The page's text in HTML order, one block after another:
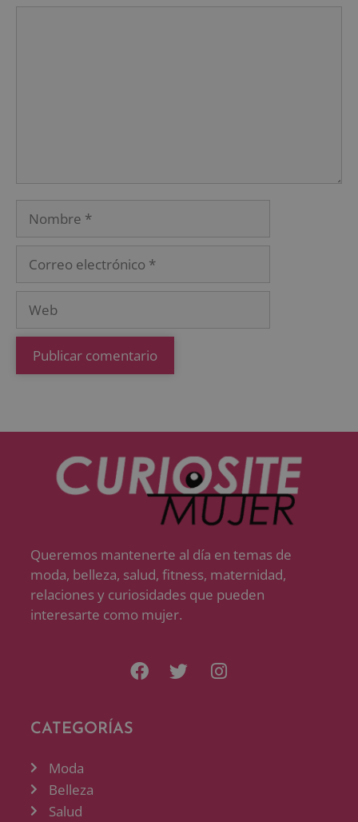
Queremos mantenerte al día en temas de
moda, belleza, salud, fitness, maternidad,
relaciones y curiosidades que pueden
interesarte como mujer.
CATEGORÍAS
Moda
Belleza
Salud